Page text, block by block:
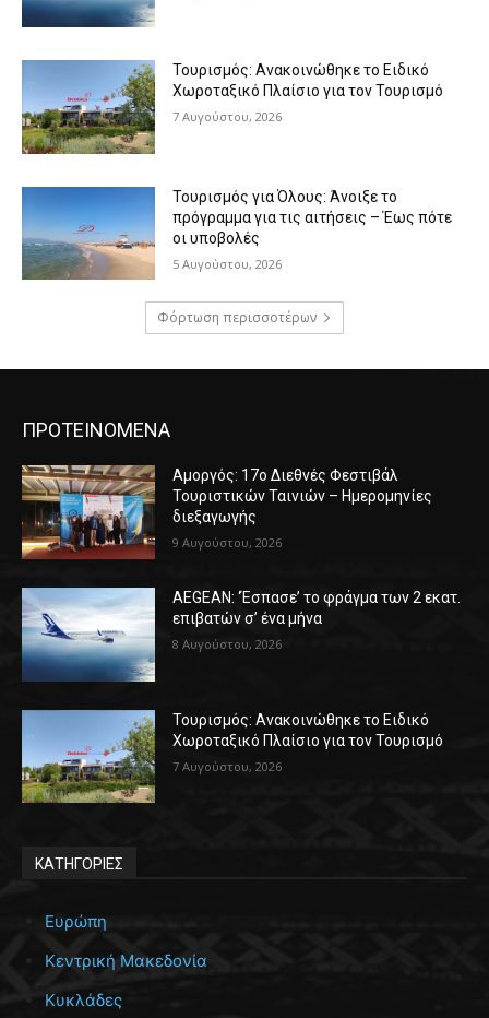
Τουρισμός: Ανακοινώθηκε το Ειδικό
Χωροταξικό Πλαίσιο για τον Τουρισμό
7 Αυγούστου, 2026
Τουρισμός για Όλους: Άνοιξε το
πρόγραμμα για τις αιτήσεις – Έως πότε
οι υποβολές
5 Αυγούστου, 2026
Φόρτωση περισσοτέρων
ΠΡΟΤΕΙΝΟΜΕΝΑ
Αμοργός: 17ο Διεθνές Φεστιβάλ
Τουριστικών Ταινιών – Ημερομηνίες
διεξαγωγής
9 Αυγούστου, 2026
AEGEAN: ‘Έσπασε’ το φράγμα των 2 εκατ.
επιβατών σ’ ένα μήνα
8 Αυγούστου, 2026
Τουρισμός: Ανακοινώθηκε το Ειδικό
Χωροταξικό Πλαίσιο για τον Τουρισμό
7 Αυγούστου, 2026
ΚΑΤΗΓΟΡΙΕΣ
Ευρώπη
Κεντρική Μακεδονία
Κυκλάδες